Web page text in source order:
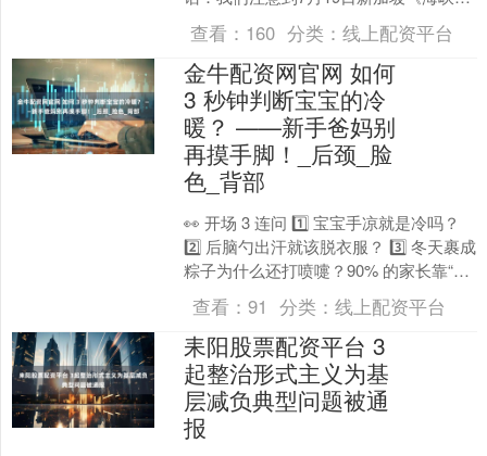
报》《联合早报》、亚洲新闻台等媒体
在报道新加坡受到某网....
查看： 160 分类： 线上配资平台
金牛配资网官网 如何
3 秒钟判断宝宝的冷
暖？ ——新手爸妈别
再摸手脚！_后颈_脸
色_背部
👀 开场 3 连问 1️⃣ 宝宝手凉就是冷吗？
2️⃣ 后脑勺出汗就该脱衣服？ 3️⃣ 冬天裹成
粽子为什么还打喷嚏？90% 的家长靠“摸
手脚”判断，结果不是多穿....
查看：91 分类：线上配资平台
耒阳股票配资平台 3
起整治形式主义为基
层减负典型问题被通
报